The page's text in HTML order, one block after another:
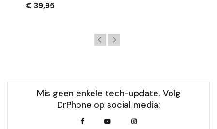
€ 39,95
Mis geen enkele tech-update. Volg
DrPhone op social media: